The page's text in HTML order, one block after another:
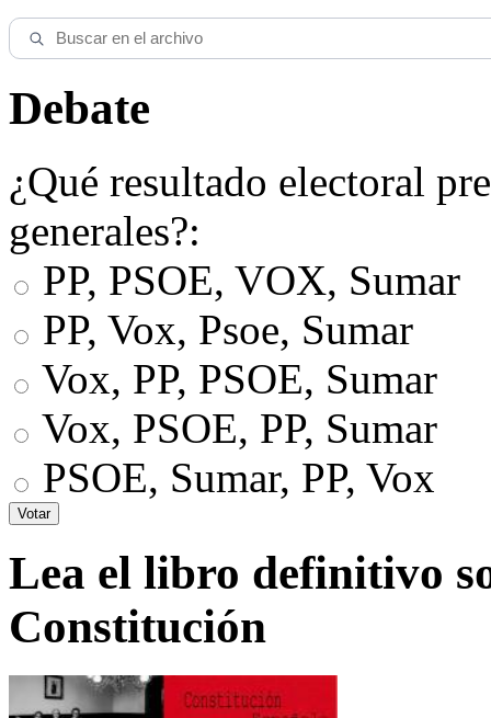
Debate
¿Qué resultado electoral
generales?:
PP, PSOE, VOX, Sumar
PP, Vox, Psoe, Sumar
Vox, PP, PSOE, Sumar
Vox, PSOE, PP, Sumar
PSOE, Sumar, PP, Vox
Lea el libro definitivo
Constitución